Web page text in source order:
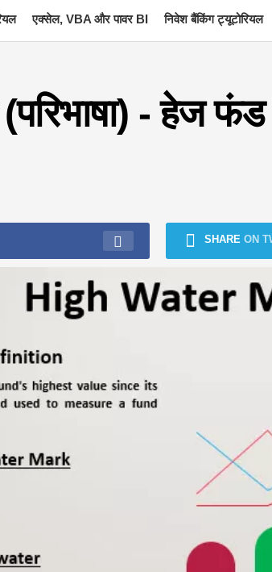
एक्सेल, VBA और पावर BI निवेश बैंकिंग ट्यूटोरियल
(परिभाषा) - हेज फंड
SHARE ON